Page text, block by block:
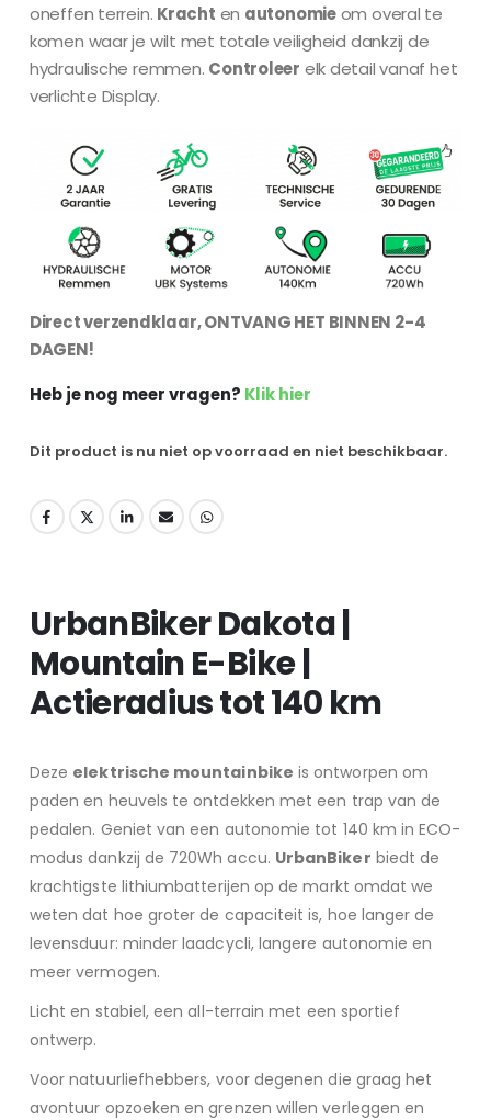
oneffen terrein. Kracht en autonomieom overal te
komen waar je wilt met totale veiligheid dankzij de
hydraulische remmen. Controleer elk detail vanaf het
verlichte Display.
Direct verzendklaar, ONTVANG HET BINNEN 2-4
DAGEN!
Heb je nog meer vragen? Klik hier
Dit product is nu niet op voorraad en niet beschikbaar.
UrbanBiker Dakota |
Mountain E-Bike |
Actieradius tot 140 km
Deze elektrische mountainbike is ontworpen om
paden en heuvels te ontdekken met een trap van de
pedalen. Geniet van een autonomie tot 140 km in ECO-
modus dankzij de 720Wh accu. UrbanBiker biedt de
krachtigste lithiumbatterijen op de markt omdat we
weten dat hoe groter de capaciteit is, hoe langer de
levensduur: minder laadcycli, langere autonomie en
meer vermogen.
Licht en stabiel, een all-terrain met een sportief
ontwerp.
Voor natuurliefhebbers, voor degenen die graag het
avontuur opzoeken en grenzen willen verleggen en